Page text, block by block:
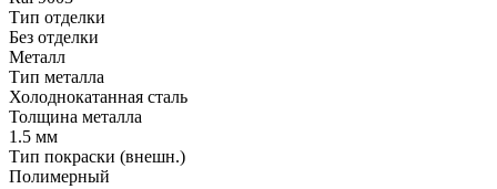
Тип отделки
Без отделки
Металл
Тип металла
Холоднокатанная сталь
Толщина металла
1.5 мм
Тип покраски (внешн.)
Полимерный